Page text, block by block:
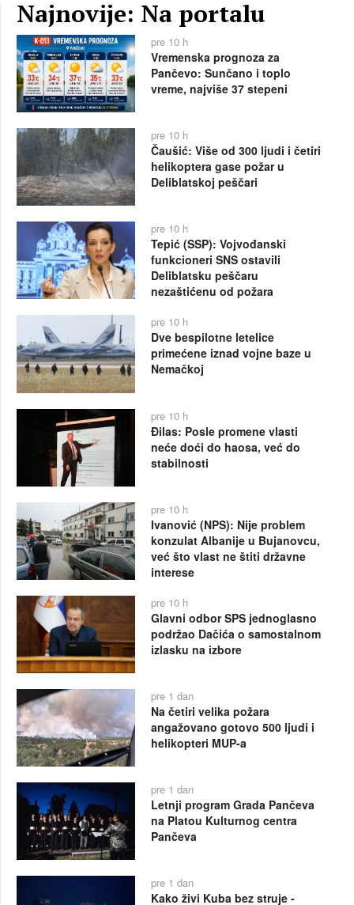
Najnovije: Na portalu
pre 10 h
Vremenska prognoza za
Pančevo: Sunčano i toplo
vreme, najviše 37 stepeni
pre 10 h
Čaušić: Više od 300 ljudi i četiri
helikoptera gase požar u
Deliblatskoj peščari
pre 10 h
Tepić (SSP): Vojvođanski
funkcioneri SNS ostavili
Deliblatsku peščaru
nezaštićenu od požara
pre 10 h
Dve bespilotne letelice
primećene iznad vojne baze u
Nemačkoj
pre 10 h
Đilas: Posle promene vlasti
neće doći do haosa, već do
stabilnosti
pre 10 h
Ivanović (NPS): Nije problem
konzulat Albanije u Bujanovcu,
već što vlast ne štiti državne
interese
pre 10 h
Glavni odbor SPS jednoglasno
podržao Dačića o samostalnom
izlasku na izbore
pre 1 dan
Na četiri velika požara
angažovano gotovo 500 ljudi i
helikopteri MUP-a
pre 1 dan
Letnji program Grada Pančeva
na Platou Kulturnog centra
Pančeva
pre 1 dan
Kako živi Kuba bez struje -